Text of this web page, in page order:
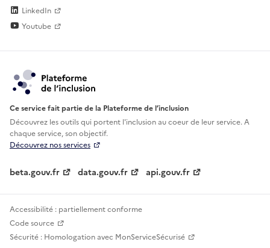
LinkedIn
Youtube
Ce service fait partie de la Plateforme de l’inclusion
Découvrez les outils qui portent l'inclusion aucoeur de leur service. A
chaque service, son objectif.
Découvrez nos services
beta.gouv.fr data.gouv.fr api.gouv.fr
Accessibilité : partiellement conforme
Code source
Sécurité : Homologation avec MonServiceSécurisé